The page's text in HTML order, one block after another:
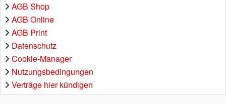
AGB Shop
AGB Online
AGB Print
Datenschutz
Cookie-Manager
Nutzungsbedingungen
Verträge hier kündigen